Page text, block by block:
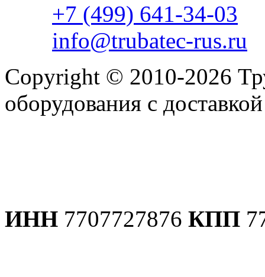
+7 (499) 641-34-03
info@trubatec-rus.ru
Copyright © 2010-2026
оборудования с
ИНН 7707727876 КПП